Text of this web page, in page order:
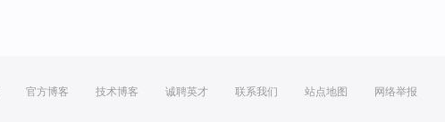
官方博客 技术博客 诚聘英才 联系我们 站点地图 网络举报